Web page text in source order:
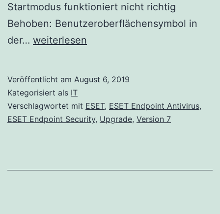
Startmodus funktioniert nicht richtig
Behoben: Benutzeroberflächensymbol in
der… ESET
und
ESET
Endpoint
7.1.2053
weiterlesen
Veröffentlicht am August 6, 2019
Kategorisiert als IT
Verschlagwortet mit ESET, ESET Endpoint Antivirus,
ESET Endpoint Security, Upgrade, Version 7